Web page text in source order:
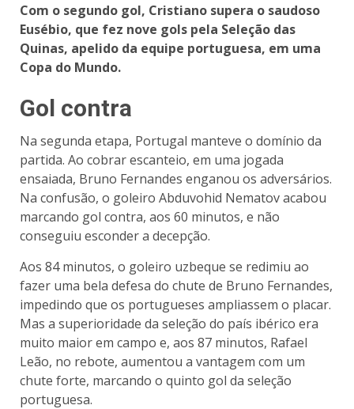
Com o segundo gol, Cristiano supera o saudoso
Eusébio, que fez nove gols pela Seleção das
Quinas, apelido da equipe portuguesa, em uma
Copa do Mundo.
Gol contra
Na segunda etapa, Portugal manteve o domínio da
partida. Ao cobrar escanteio, em uma jogada
ensaiada, Bruno Fernandes enganou os adversários.
Na confusão, o goleiro Abduvohid Nematov acabou
marcando gol contra, aos 60 minutos, e não
conseguiu esconder a decepção.
Aos 84 minutos, o goleiro uzbeque se redimiu ao
fazer uma bela defesa do chute de Bruno Fernandes,
impedindo que os portugueses ampliassem o placar.
Mas a superioridade da seleção do país ibérico era
muito maior em campo e, aos 87 minutos, Rafael
Leão, no rebote, aumentou a vantagem com um
chute forte, marcando o quinto gol da seleção
portuguesa.